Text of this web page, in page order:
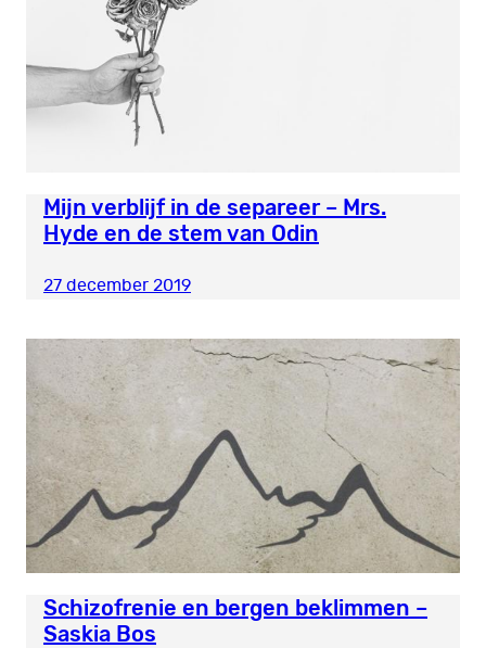
Mijn verblijf in de separeer – Mrs.
Hyde en de stem van Odin
27 december 2019
Schizofrenie en bergen beklimmen –
Saskia Bos